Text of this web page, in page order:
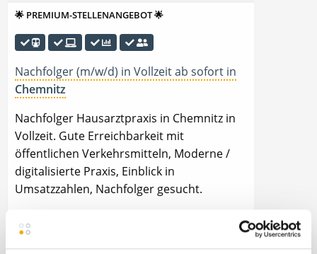
🌟 PREMIUM-STELLENANGEBOT 🌟
Nachfolger (m/w/d) in Vollzeit ab sofort in
Chemnitz
Nachfolger Hausarztpraxis in Chemnitz in
Vollzeit. Gute Erreichbarkeit mit
öffentlichen Verkehrsmitteln, Moderne /
digitalisierte Praxis, Einblick in
Umsatzzahlen, Nachfolger gesucht.
🌟 PREMIUM-STELLENANGEBOT 🌟